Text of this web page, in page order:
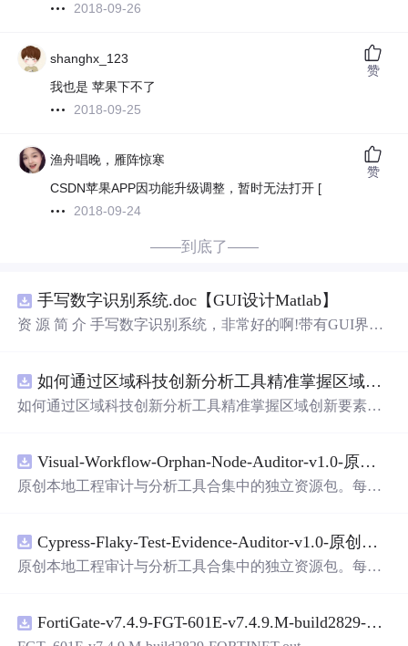
2018-09-26
shanghx_123
我也是 苹果下不了
2018-09-25
赞
渔舟唱晚，雁阵惊寒
CSDN苹果APP因功能升级调整，暂时无法打开 [
2018-09-24
赞
——到底了——
手写数字识别系统.doc【GUI设计Matlab】
资 源 简 介 手写数字识别系统，非常好的啊!带有GUI界
带有直观的图形用户界面（GUI），非常容易使用。你只
需要将手写数字输入系统，它将立即给出准确的识别结
是一个非常方便和实用的工具，你一定会喜欢它的！
如何通过区域科技创新分析工具精准掌握区域创新要素分布与产业链融合现状？.docx
如何通过区域科技创新分析工具精准掌握区域创新要素分
Visual-Workflow-Orphan-Node-Auditor-v1.0-原创源码与文档.zip
原创本地工程审计与分析工具合集中的独立资源包。每个
README、运行说明、功能清单、MIT License及原创与授
权声明。解压后进入project目录，执行npm test验证算法，
目源码、Logo、官方截图、论文、生产日志或其他受限素
材。适合前端开发、AI应用工程、测试审计和课程实践。
Cypress-Flaky-Test-Evidence-Auditor-v1.0-原创源码与文档.zip
原创本地工程审计与分析工具合集中的独立资源包。每个
README、运行说明、功能清单、MIT License及原创与授
权声明。解压后进入project目录，执行npm test验证算法，
FortiGate-v7.4.9-FGT-601E-v7.4.9.M-build2829-FORTINET.out